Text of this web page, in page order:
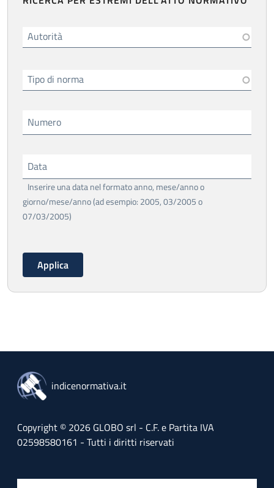
Autorità
Tipo di norma
Numero
Data
Inserire una data nel formato anno, mese/anno o
giorno/mese/anno (ad esempio: 2005, 03/2005 o
07/03/2005)
indicenormativa.it
Copyright © 2026 GLOBO srl - C.F. e Partita IVA
02598580161 - Tutti i diritti riservati